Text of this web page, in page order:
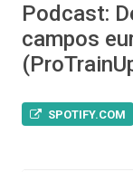
Podcast:
campos
SPOTIFY.COM